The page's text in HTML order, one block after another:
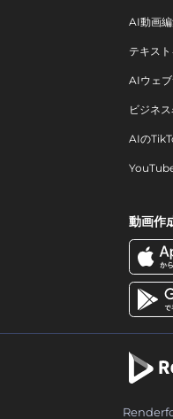
AI動画
テキス
AIウェブ
ビジネ
AIの
動画作